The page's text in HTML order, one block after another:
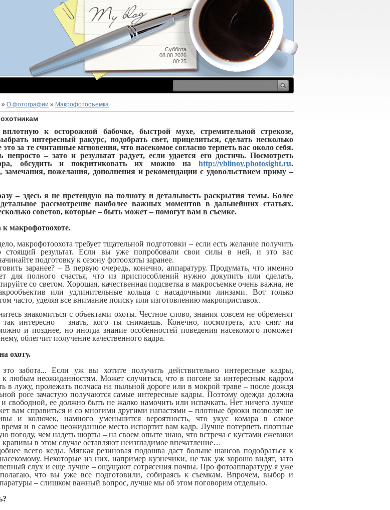
Суббота
08.08.2026
00:25
» О фотографии » Макрофотосъемка
вплотную к осторожной бабочке, быстрой мухе, стремительной стрекозе,
интересный ракурс, подобрать свет, прицелиться, сделать несколько
это за те считанные мгновения, что насекомое согласно терпеть вас около себя.
непросто – зато и результат радует, если удается его достичь. Посмотреть
обсудить и покритиковать их можно на http://vblinov.photosight.ru.
замечания, пожелания, дополнения и рекомендации с удовольствием приму –
– здесь я не претендую на полноту и детальность раскрытия темы. Более
рассмотрение наиболее важных моментов в дальнейших статьях.
советов, которые – быть может – помогут вам в съемке.
к макрофотоохоте.
макрофотоохота требует тщательной подготовки – если есть желание получить
стоящий результат. Если вы уже попробовали свои силы в ней, и это вас
подготовку к сезону фотоохоты заранее.
заранее? – В первую очередь, конечно, аппаратуру. Продумать, что именно
для полного счастья, что из приспособлений нужно докупить или сделать,
со светом. Хорошая, качественная подсветка в макросъемке очень важна, не
или удлинительные кольца с насадочными линзами. Вот только
часто, уделяя все внимание поиску или изготовлению макроприставок.
знакомиться с объектами охоты. Честное слово, знания совсем не обременят
так интересно – знать, кого ты снимаешь. Конечно, посмотреть, кто снят на
и позднее, но иногда знание особенностей поведения насекомого поможет
облегчит получение качественного кадра.
охоту.
забота... Если уж вы хотите получить действительно интересные кадры,
к любым неожиданностям. Может случиться, что в погоне за интересным кадром
в лужу, пролежать полчаса на пыльной дороге или в мокрой траве – после дождя
росе зачастую получаются самые интересные кадры. Поэтому одежда должна
свободной, ее должно быть не жалко намочить или испачкать. Нет ничего лучше
вам справиться и со многими другими напастями – плотные брюки позволят не
и колючек, намного уменьшится вероятность, что укус комара в самое
и в самое неожиданное место испортит вам кадр. Лучше потерпеть плотные
погоду, чем надеть шорты – на своем опыте знаю, что встреча с кустами ежевики
крапивы в этом случае оставляют неизгладимое впечатление…
всего кеды. Мягкая резиновая подошва даст больше шансов подобраться к
Некоторые из них, например кузнечики, не так уж хорошо видят, зато
слух и еще лучше – ощущают сотрясения почвы. Про фотоаппаратуру я уже
что вы уже все подготовили, собираясь к съемкам. Впрочем, выбор и
– слишком важный вопрос, лучше мы об этом поговорим отдельно.